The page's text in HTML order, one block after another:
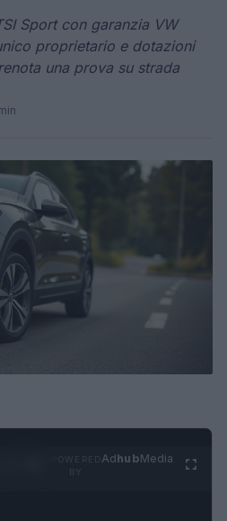
Sport con garanzia VW
proprietario e dotazioni
una prova su strada
AdhubMedia